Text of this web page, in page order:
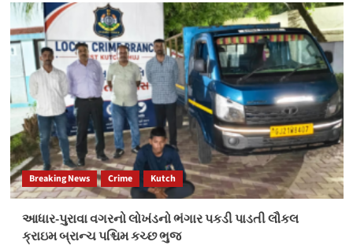
Breaking News Crime Kutch
આધાર-પુરાવા વગરનો લોખંડનો ભંગાર પકડી પાડતી લૌકલ
ક્રાઇમ બ્રાન્ચ પશ્ચિમ કચ્છ ભુજ